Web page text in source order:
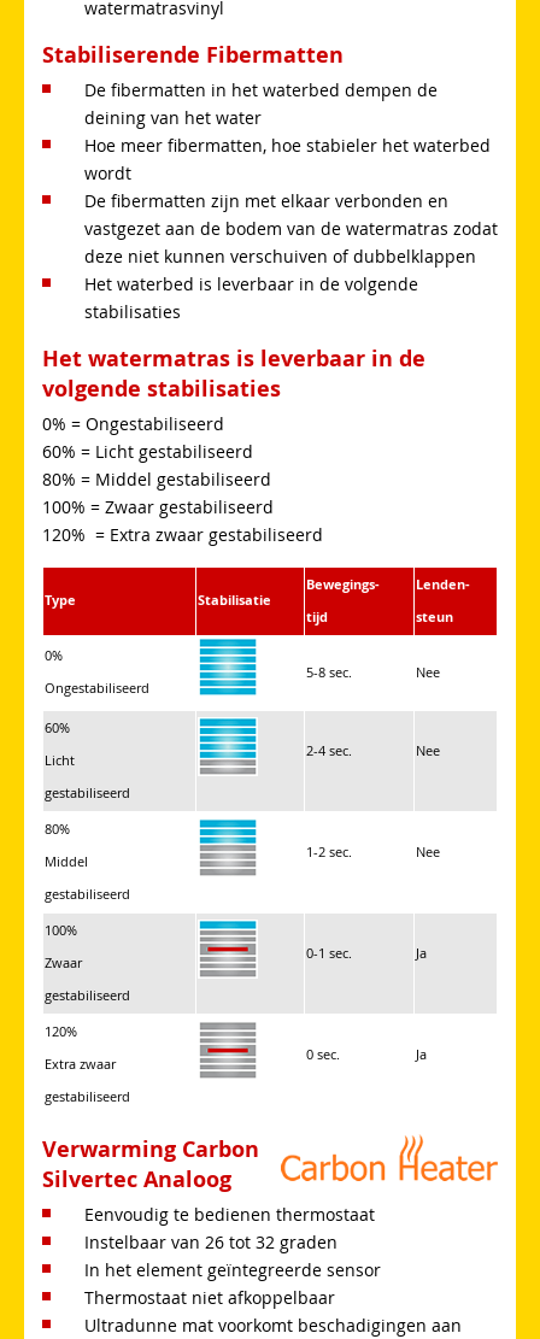
watermatrasvinyl
Stabiliserende Fibermatten
De fibermatten in het waterbed dempen de
deining van het water
Hoe meer fibermatten, hoe stabieler het waterbed
wordt
De fibermatten zijn met elkaar verbonden en
vastgezet aan de bodem van de watermatras zodat
deze niet kunnen verschuiven of dubbelklappen
Het waterbed is leverbaar in de volgende
stabilisaties
Het watermatras is leverbaar in de
volgende stabilisaties
0% = Ongestabiliseerd
60% = Licht gestabiliseerd
80% = Middel gestabiliseerd
100% = Zwaar gestabiliseerd
120% = Extra zwaar gestabiliseerd
Type Stabilisatie
Bewegings-
tijd
Lenden-
steun
0%
Ongestabiliseerd
5-8 sec. Nee
60%
Licht
gestabiliseerd
2-4 sec. Nee
80%
Middel
gestabiliseerd
1-2 sec. Nee
100%
Zwaar
gestabiliseerd
0-1 sec. Ja
120%
Extra zwaar
gestabiliseerd
0 sec. Ja
Verwarming Carbon
Silvertec Analoog
Eenvoudig te bedienen thermostaat
Instelbaar van 26 tot 32 graden
In het element geïntegreerde sensor
Thermostaat niet afkoppelbaar
Ultradunne mat voorkomt beschadigingen aan